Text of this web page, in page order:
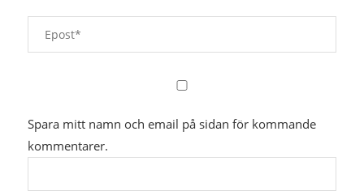
Spara mitt namn och email på sidan för kommande
kommentarer.